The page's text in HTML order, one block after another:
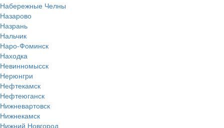
Набережные Челны
Назарово
Назрань
Нальчик
Наро-Фоминск
Находка
Невинномысск
Нерюнгри
Нефтекамск
Нефтеюганск
Нижневартовск
Нижнекамск
Нижний Новгород